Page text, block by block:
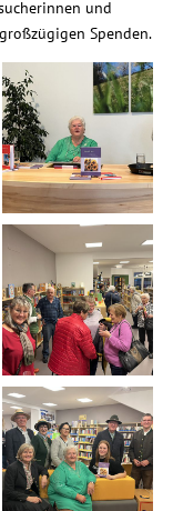
und
Spenden.
IMG_1175
IMG_1181
Gruppenfoto